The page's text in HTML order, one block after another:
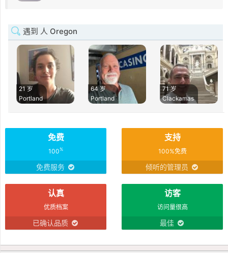
遇到 人 Oregon
21 岁
Portland
64 岁
Portland
71 岁
Clackamas
免费
100%
免费服务
支持
100%免费
倾听的管理员
认真
优质档案
已确认品质
访客
访问量很高
最佳